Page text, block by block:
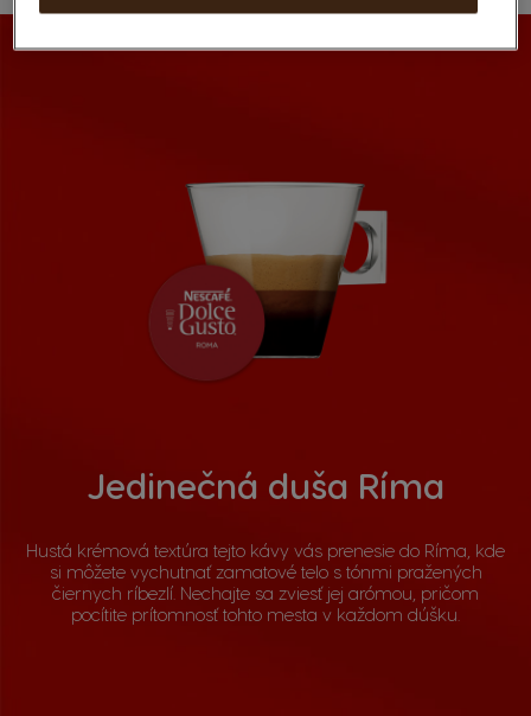
Jedinečná duša Ríma
Hustá krémová textúra tejto kávy vás prenesie do Ríma, kde
si môžete vychutnať zamatové telo s tónmi pražených
čiernych ríbezlí. Nechajte sa zviesť jej arómou, pričom
pocítite prítomnosť tohto mesta v každom dúšku.